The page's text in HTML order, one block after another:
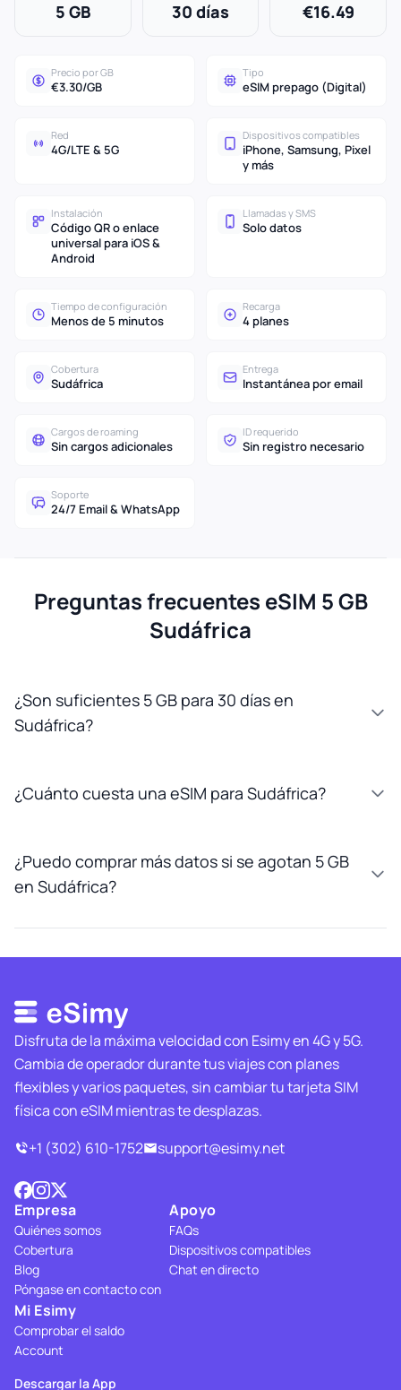
5 GB 30 días €16.49
Precio por GB
€3.30/GB
Tipo
eSIM prepago (Digital)
Red
4G/LTE & 5G
Dispositivos compatibles
iPhone, Samsung, Pixel
y más
Instalación
Código QR o enlace
universal para iOS &
Android
Llamadas y SMS
Solo datos
Tiempo de configuración
Menos de 5 minutos
Recarga
4 planes
Cobertura
Sudáfrica
Entrega
Instantánea por email
Cargos de roaming
Sin cargos adicionales
ID requerido
Sin registro necesario
Soporte
24/7 Email & WhatsApp
Preguntas frecuentes eSIM 5 GB
Sudáfrica
¿Son suficientes 5 GB para 30 días en
Sudáfrica?
¿Cuánto cuesta una eSIM para Sudáfrica?
¿Puedo comprar más datos si se agotan 5 GB
en Sudáfrica?
Disfruta de la máxima velocidad con Esimy en 4G y 5G.
Cambia de operador durante tus viajes con planes
flexibles y varios paquetes, sin cambiar tu tarjeta SIM
física con eSIM mientras te desplazas.
+1 (302) 610-1752
support@esimy.net
Empresa
Quiénes somos
Cobertura
Blog
Póngase en contacto con
Apoyo
FAQs
Dispositivos compatibles
Chat en directo
Mi Esimy
Comprobar el saldo
Account
Descargar la App